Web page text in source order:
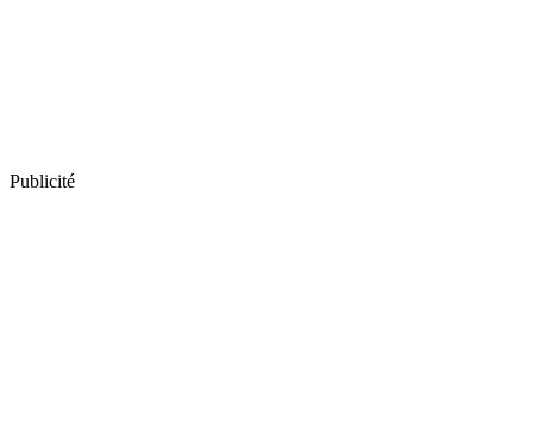
Publicité